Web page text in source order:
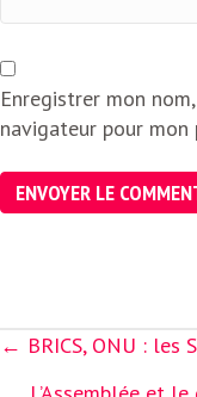
Enregistrer mon
navigateur pour mon
Posts
← BRICS, ONU : les